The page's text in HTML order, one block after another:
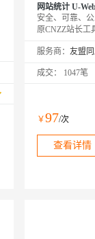
网站统计 U-
安全、可靠、
原CNZZ站长工
https://
服务商：
成交： 1047笔
￥97/次
查看详情